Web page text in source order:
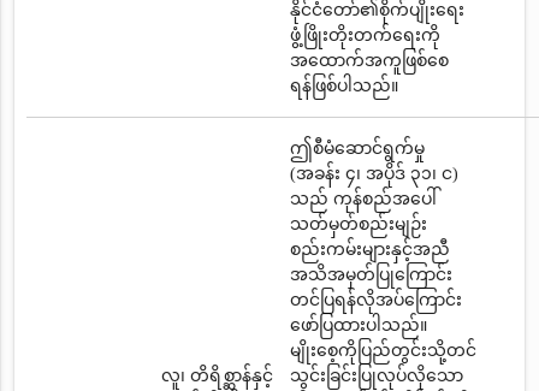
နိုင်ငံတော်၏စိုက်ပျိုးရေး
ဖွံ့ဖြိုးတိုးတက်ရေးကို
အထောက်အကူဖြစ်စေ
ရန်ဖြစ်ပါသည်။
လူ၊ တိရိစ္ဆာန်နှင့်
ဤစီမံဆောင်ရွက်မှု
(အခန်း ၄၊ အပိုဒ် ၃၁၊ င)
သည် ကုန်စည်အပေါ်
သတ်မှတ်စည်းမျဉ်း
စည်းကမ်းများနှင့်အညီ
အသိအမှတ်ပြုကြောင်း
တင်ပြရန်လိုအပ်ကြောင်း
ဖော်ပြထားပါသည်။
မျိုးစေ့ကိုပြည်တွင်းသို့တင်
သွင်းခြင်းပြုလုပ်လိုသော